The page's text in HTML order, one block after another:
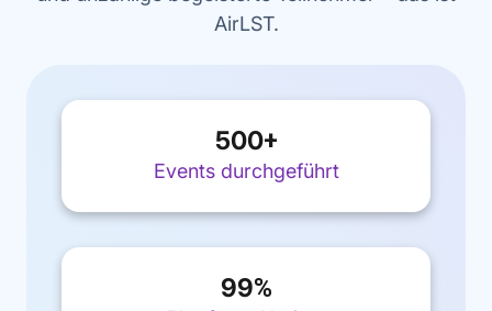
AirLST.
500+
Events durchgeführt
99%